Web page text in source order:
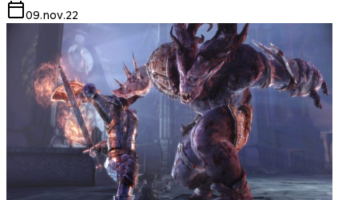
09.nov.22